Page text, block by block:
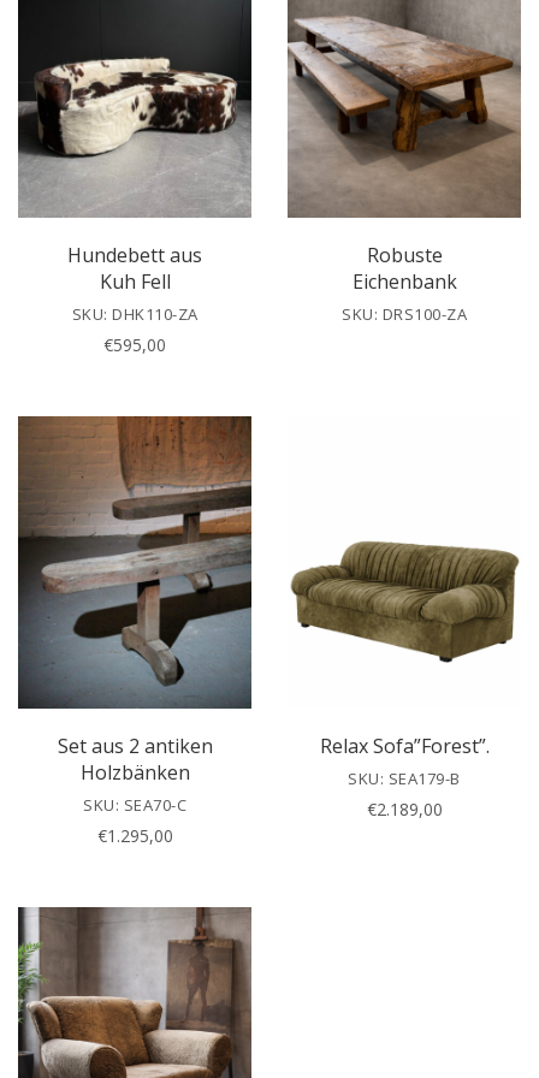
h
i
s
f
e
m
Hundebett aus
Kuh Fell
SKU: DHK110-ZA
€595,00
Robuste
Eichenbank
SKU: DRS100-ZA
Set aus 2 antiken
Holzbänken
SKU: SEA70-C
€1.295,00
Relax Sofa”Forest”.
SKU: SEA179-B
€2.189,00